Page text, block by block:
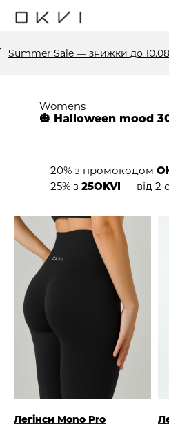
Sale — знижки до 10.08
🎃 Halloween mood
Womens
-20% з промокодом
-25% з 25OKVI — від 2
Легінси Mono Pro